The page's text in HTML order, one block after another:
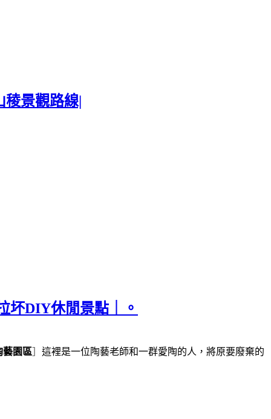
景觀路線|
坏DIY休閒景點｜。
藝園區 這裡是一位陶藝老師和一群愛陶的人，將原要廢棄的